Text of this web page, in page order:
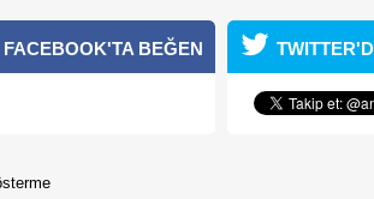
YILI”NDA GENÇ SANAT: AFİŞ
SERGİSİ
Genç Sanat: 2. Afiş Tasarım
oluşturulan serginin açılışı...
FACEBOOK'TA BEĞEN